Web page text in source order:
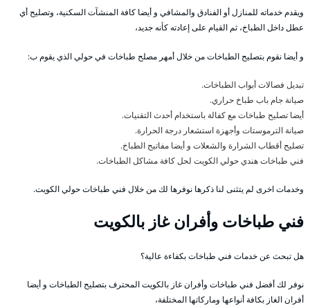
ويقدم خدماته للمنازل أو الفنادق والمشافي و أيضا كافة المنشآت السكنية، وتصليح أي
عطل داخل الطباخ، ثم القيام على إعادته كأنه جديد،
و أيضا نقوم بتصليح الطباخات من خلال أمهر مصلح طباخات في حولي الذي يقوم ب:
تبديل فصالات أبواب الطباخات.
صيانة جام باب طباخ حراري.
أيضا تصليح طباخات مع كفالة باستخدام أحدث التقنيات.
صيانة الترموستات وأجهزة استشعار درجة الحرارة.
تصليح أقطاب الشرارة والشعلات و أيضا مفاتيح الطباخ.
فني طباخات هندي حولي الكويت لحل كافة مشاكل الطباخات.
وخدمات اخرى لم يتثنى لنا ذكرها نوفرها لك من خلال فني طباخات حولي الكويت.
فني طباخات وأفران غاز بالكويت
هل تبحث عن خدمات فني طباخات بكفاءة عالية؟
نوفر لك أفضل فني طباخات وأفران غاز بالكويت المحترف بتصليح الطباخات و أيضا
أفران الغاز بكافة أنواعها وماركاتها المختلفة،